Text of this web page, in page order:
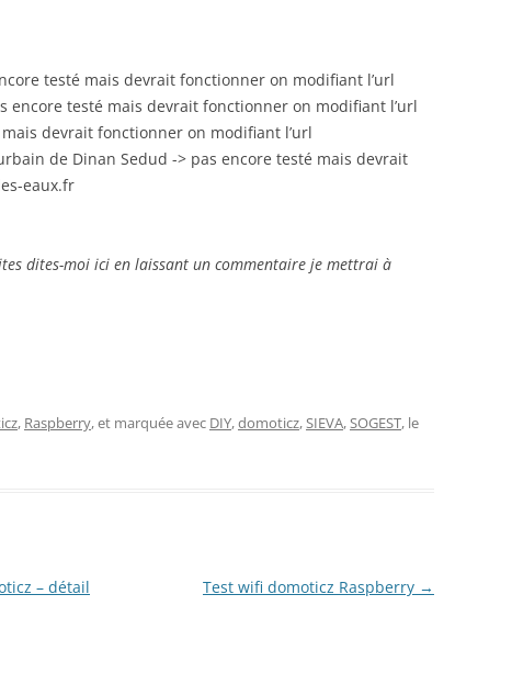
testé mais devrait fonctionner on modifiant l’url
encore testé mais devrait fonctionner on modifiant l’url
devrait fonctionner on modifiant l’url
de Dinan Sedud -> pas encore testé mais devrait
eaux.fr
dites-moi ici en laissant un commentaire je mettrai à
, Raspberry, et marquée avec DIY,domoticz,SIEVA,SOGEST, le
– détail
Test wifi domoticz Raspberry →